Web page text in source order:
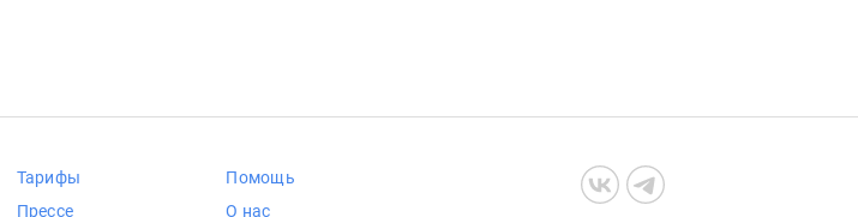
Тарифы
Прессе
Помощь
О нас